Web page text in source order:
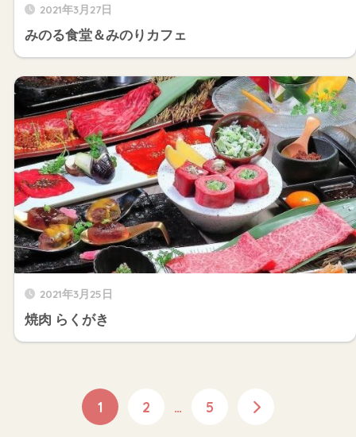
2021年3月27日
みのる食堂＆みのりカフェ
2021年3月25日
焼肉 らくがき
1 2 … 5